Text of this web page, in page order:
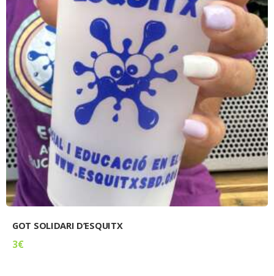
GOT SOLIDARI D’ESQUITX
3€